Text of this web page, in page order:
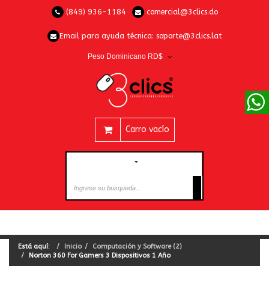
(849) 936-1184 comercial@3clics.do
Email para ayuda técnica: soporte@3clics.lat
Peso Dominicano RD$
Carro vacío
CATEGORÍAS
Está aquí: Inicio
Computación y Software (2)
Norton 360 For Gamers 3 Dispositivos 1 Año